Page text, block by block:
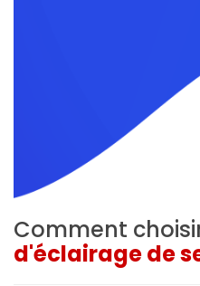
Comment
d'éclairage de